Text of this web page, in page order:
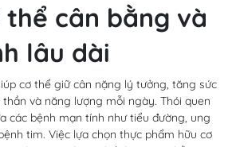
thể cân bằng và
lâu dài
cơ thể giữ cân nặng lý tưởng, tăng sức
và năng lượng mỗi ngày. Thói quen
các bệnh mạn tính như tiểu đường, ung
tim. Việc lựa chọn thực phẩm hữu cơ